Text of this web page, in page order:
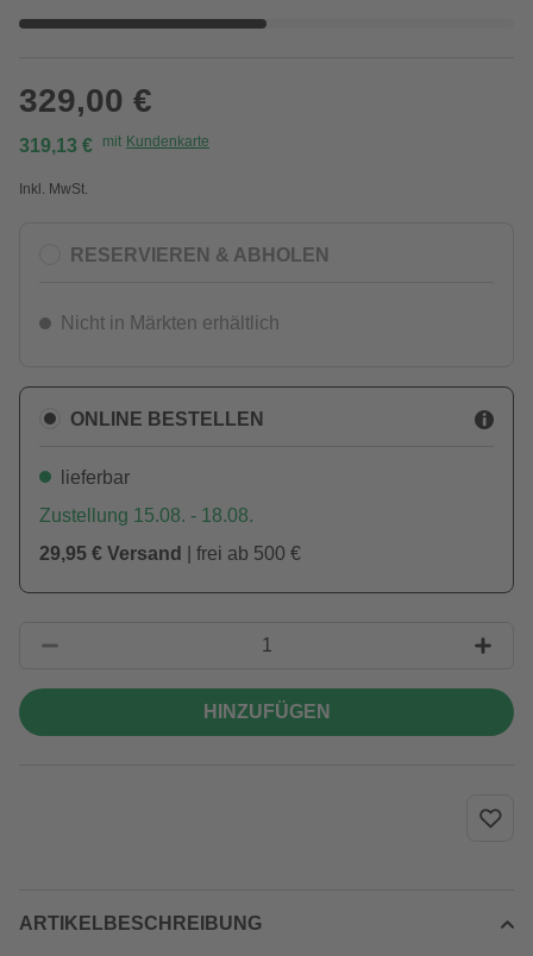
329,00 €
319,13 € mit Kundenkarte
Inkl. MwSt.
RESERVIEREN & ABHOLEN
Nicht in Märkten erhältlich
ONLINE BESTELLEN
lieferbar
Zustellung 15.08. - 18.08.
29,95 € Versand
| frei ab 500 €
HINZUFÜGEN
ARTIKELBESCHREIBUNG